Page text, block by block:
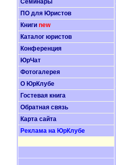
Семинары
ПО для Юристов
Книги new
Каталог юристов
Конференция
ЮрЧат
Фотогалерея
О ЮрКлубе
Гостевая книга
Обратная связь
Карта сайта
Реклама на ЮрКлубе